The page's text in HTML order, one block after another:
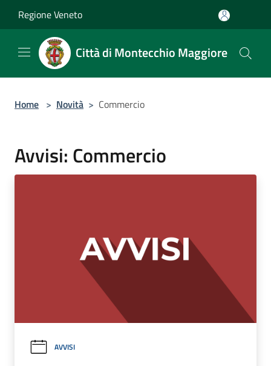
Regione Veneto
Città di Montecchio Maggiore
Home > Novità > Commercio
Avvisi: Commercio
AVVISI